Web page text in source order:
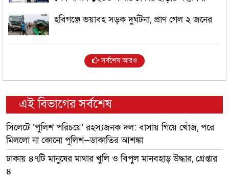
হবিগঞ্জে ভয়াবহ সড়ক দুর্ঘটনা, প্রাণ গেল ২ জনের
সর্বশেষ আরও
এই বিভাগের সর্বশেষ
সিলেটে ‘পুলিশ পরিচয়ে’ রহস্যজনক দল: বাসায় গিয়ে খোঁজ, পরে
মিললো না কোনো পুলিশ—ডাকাতির আশঙ্কা
ঢাকায় ৪৭টি মানুষের মাথার খুলি ও বিপুল মানবহাড় উদ্ধার, গ্রেপ্তার
৪